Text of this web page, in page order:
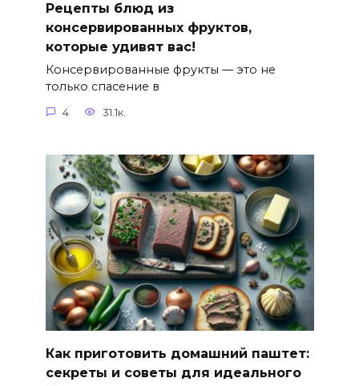
Рецепты блюд из
консервированных фруктов,
которые удивят вас!
Консервированные фрукты — это не
только спасение в
4 31.1к.
Как приготовить домашний паштет:
секреты и советы для идеального